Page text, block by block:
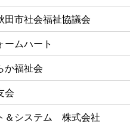
市社会福祉協議会
ムハート
福祉会
会
＆システム 株式会社